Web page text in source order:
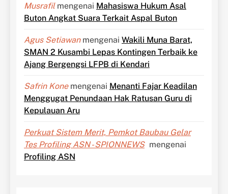
Musrafilmengenai Mahasiswa Hukum Asal
Buton Angkat Suara Terkait Aspal Buton
Agus Setiawanmengenai Wakili Muna Barat,
SMAN 2 Kusambi Lepas Kontingen Terbaik ke
Ajang Bergengsi LFPB di Kendari
Safrin Konemengenai Menanti Fajar Keadilan
Menggugat Penundaan Hak Ratusan Guru di
Kepulauan Aru
Perkuat Sistem Merit, Pemkot Baubau Gelar
Tes Profiling ASN - SPIONNEWS mengenai
Profiling ASN